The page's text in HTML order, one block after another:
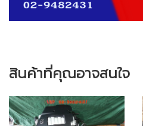
สินค้าที่คุณอาจสนใจ